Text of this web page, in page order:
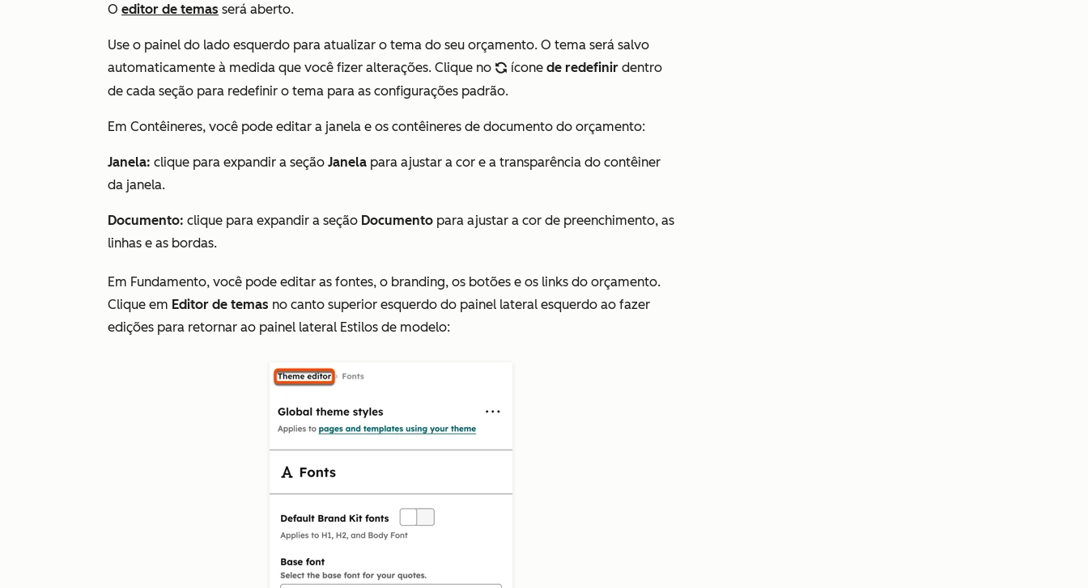
O editor de temas será aberto.
Use o painel do lado esquerdo para atualizar o tema do seu orçamento. O tema será salvo
automaticamente à medida que você fizer alterações. Clique no refresh ícone de redefinir dentro
de cada seção para redefinir o tema para as configurações padrão.
Em Contêineres, você pode editar a janela e os contêineres de documento do orçamento:
Janela: clique para expandir a seção Janela para ajustar a cor e a transparência do contêiner
da janela.
Documento: clique para expandir a seção Documento para ajustar a cor de preenchimento, as
linhas e as bordas.
Em Fundamento, você pode editar as fontes, o branding, os botões e os links do orçamento.
Clique em Editor de temas no canto superior esquerdo do painel lateral esquerdo ao fazer
edições para retornar ao painel lateral Estilos de modelo: